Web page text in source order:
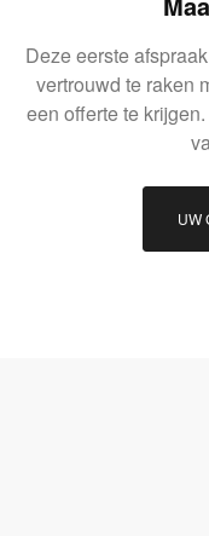
Deze eerste
vertrouwd te raken
een offerte te
UW